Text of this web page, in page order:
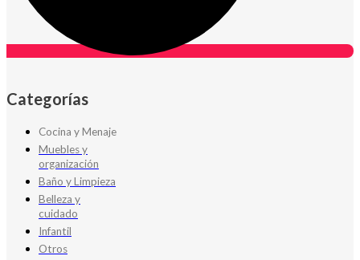
Categorías
Cocina y Menaje
Muebles y
organización
Baño y Limpieza
Belleza y
cuidado
Infantil
Otros